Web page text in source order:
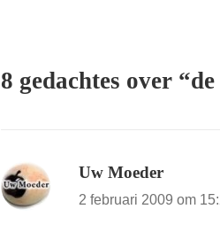
8 gedachtes over
Uw Moeder
2 februari 2009 om